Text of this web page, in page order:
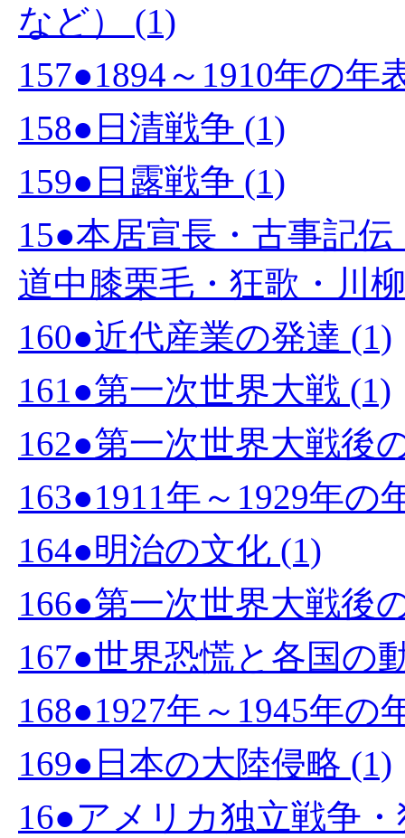
など） (1)
157●1894～1910年の年
158●日清戦争 (1)
159●日露戦争 (1)
15●本居宣長・古事記
道中膝栗毛・狂歌・川
160●近代産業の発達 (1)
161●第一次世界大戦 (1)
162●第一次世界大戦後
163●1911年～1929年の
164●明治の文化 (1)
166●第一次世界大戦後
167●世界恐慌と各国の
168●1927年～1945年の
169●日本の大陸侵略 (1)
16●アメリカ独立戦争